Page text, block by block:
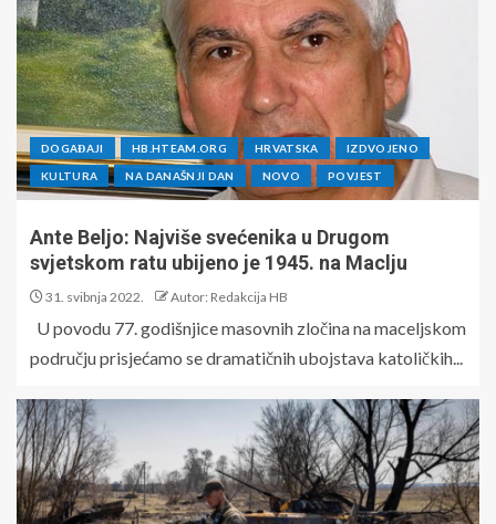
DOGAĐAJI HB.HTEAM.ORG HRVATSKA IZDVOJENO
KULTURA NA DANAŠNJI DAN NOVO POVJEST
Ante Beljo: Najviše svećenika u Drugom
svjetskom ratu ubijeno je 1945. na Maclju
31. svibnja 2022. Autor: Redakcija HB
U povodu 77. godišnjice masovnih zločina na maceljskom
području prisjećamo se dramatičnih ubojstava katoličkih...